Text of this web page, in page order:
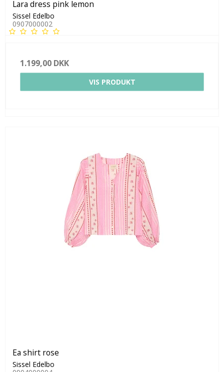
Lara dress pink lemon
Sissel Edelbo
0907000002
1.199,00 DKK
VIS PRODUKT
Ea shirt rose
Sissel Edelbo